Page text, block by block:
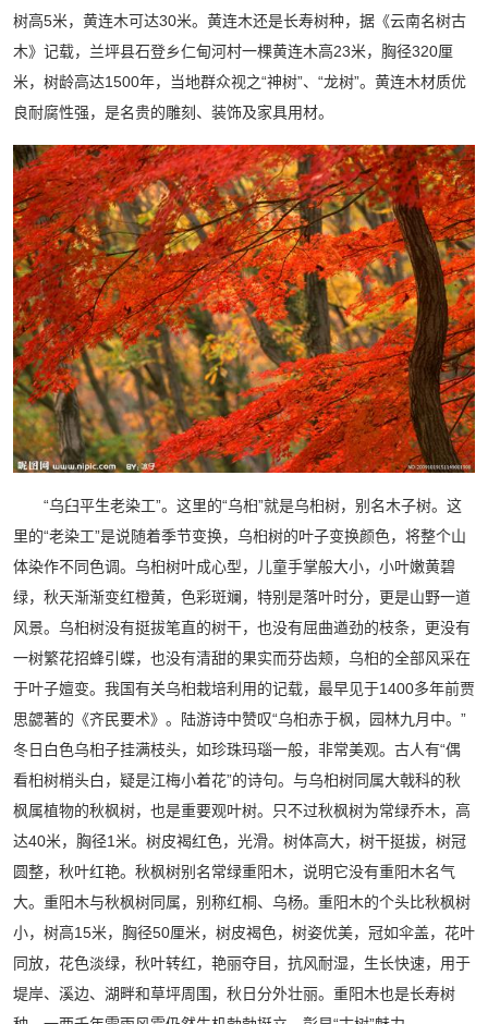
树高5米，黄连木可达30米。黄连木还是长寿树种，据《云南名树古
木》记载，兰坪县石登乡仁甸河村一棵黄连木高23米，胸径320厘
米，树龄高达1500年，当地群众视之“神树”、“龙树”。黄连木材质优
良耐腐性强，是名贵的雕刻、装饰及家具用材。
“乌臼平生老染工”。这里的“乌桕”就是乌桕树，别名木子树。这
里的“老染工”是说随着季节变换，乌桕树的叶子变换颜色，将整个山
体染作不同色调。乌桕树叶成心型，儿童手掌般大小，小叶嫩黄碧
绿，秋天渐渐变红橙黄，色彩斑斓，特别是落叶时分，更是山野一道
风景。乌桕树没有挺拔笔直的树干，也没有屈曲遒劲的枝条，更没有
一树繁花招蜂引蝶，也没有清甜的果实而芬齿颊，乌桕的全部风采在
于叶子嬗变。我国有关乌桕栽培利用的记载，最早见于1400多年前贾
思勰著的《齐民要术》。陆游诗中赞叹“乌桕赤于枫，园林九月中。”
冬日白色乌桕子挂满枝头，如珍珠玛瑙一般，非常美观。古人有“偶
看桕树梢头白，疑是江梅小着花”的诗句。与乌桕树同属大戟科的秋
枫属植物的秋枫树，也是重要观叶树。只不过秋枫树为常绿乔木，高
达40米，胸径1米。树皮褐红色，光滑。树体高大，树干挺拔，树冠
圆整，秋叶红艳。秋枫树别名常绿重阳木，说明它没有重阳木名气
大。重阳木与秋枫树同属，别称红桐、乌杨。重阳木的个头比秋枫树
小，树高15米，胸径50厘米，树皮褐色，树姿优美，冠如伞盖，花叶
同放，花色淡绿，秋叶转红，艳丽夺目，抗风耐湿，生长快速，用于
堤岸、溪边、湖畔和草坪周围，秋日分外壮丽。重阳木也是长寿树